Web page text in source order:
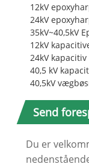
12kV
24kV
35kV~40,5kV
12kV
24kV
40,5 kV
40,5kV
Send
Du er